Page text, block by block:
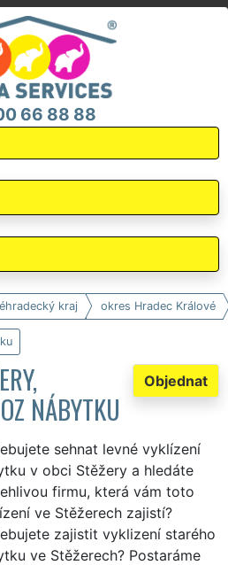
66 88 88
kraj okres Hradec Králové
Objednat
NÁBYTKU
sehnat levné vyklízení
v obci Stěžery a hledáte
firmu, která vám toto
ve Stěžerech zajistí?
zajistit vyklizení starého
ve Stěžerech? Postaráme